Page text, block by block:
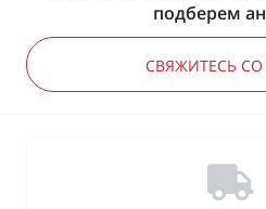
подберем
СВЯЖИТЕСЬ